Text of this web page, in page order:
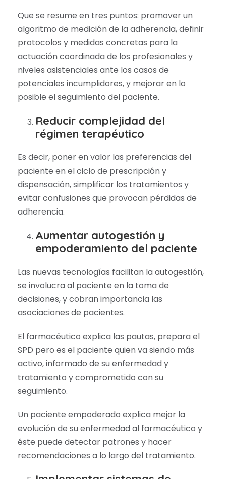
Que se resume en tres puntos: promover un
algoritmo de medición de la adherencia, definir
protocolos y medidas concretas para la
actuación coordinada de los profesionales y
niveles asistenciales ante los casos de
potenciales incumplidores, y mejorar en lo
posible el seguimiento del paciente.
Reducir complejidad del
régimen terapéutico
Es decir, poner en valor las preferencias del
paciente en el ciclo de prescripción y
dispensación, simplificar los tratamientos y
evitar confusiones que provocan pérdidas de
adherencia.
Aumentar autogestión y
empoderamiento del paciente
Las nuevas tecnologías facilitan la autogestión,
se involucra al paciente en la toma de
decisiones, y cobran importancia las
asociaciones de pacientes.
El farmacéutico explica las pautas, prepara el
SPD pero es el paciente quien va siendo más
activo, informado de su enfermedad y
tratamiento y comprometido con su
seguimiento.
Un paciente empoderado explica mejor la
evolución de su enfermedad al farmacéutico y
éste puede detectar patrones y hacer
recomendaciones a lo largo del tratamiento.